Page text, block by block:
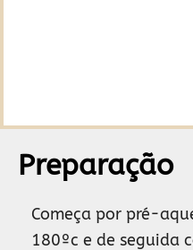
Preparação
Começa por pré-
180ºc e de seguida